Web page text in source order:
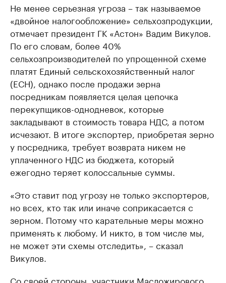
Не менее серьезная угроза – так называемое
«двойное налогообложение» сельхозпродукции,
отмечает президент ГК «Астон» Вадим Викулов.
По его словам, более 40%
сельхозпроизводителей по упрощенной схеме
платят Единый сельскохозяйственный налог
(ЕСН), однако после продажи зерна
посредникам появляется целая цепочка
перекупщиков-однодневок, которые
закладывают в стоимость товара НДС, а потом
исчезают. В итоге экспортер, приобретая зерно
у посредника, требует возврата никем не
уплаченного НДС из бюджета, который
ежегодно теряет колоссальные суммы.
«Это ставит под угрозу не только экспортеров,
но всех, кто так или иначе соприкасается с
зерном. Потому что карательные меры можно
применять к любому. И никто, в том числе мы,
не может эти схемы отследить», – сказал
Викулов.
Со своей стороны, участники Масложирового